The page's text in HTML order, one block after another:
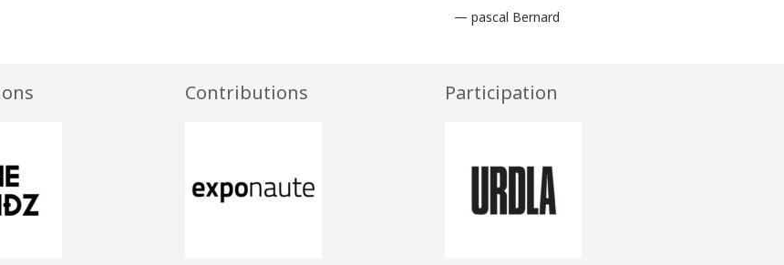
— pascal Bernard
Contributions Participation